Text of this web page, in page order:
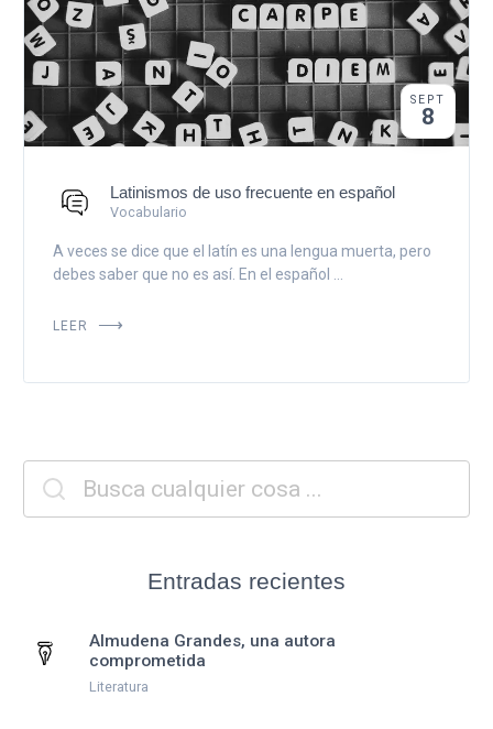
SEPT
8
Latinismos de uso frecuente en español
Vocabulario
A veces se dice que el latín es una lengua muerta, pero
debes saber que no es así. En el español ...
LEER
Entradas recientes
Almudena Grandes, una autora
comprometida
Literatura